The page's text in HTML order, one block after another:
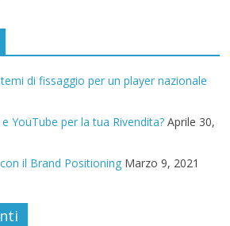
di fissaggio per un player nazionale
YouTube per la tua Rivendita? Aprile 30,
il Brand Positioning Marzo 9, 2021